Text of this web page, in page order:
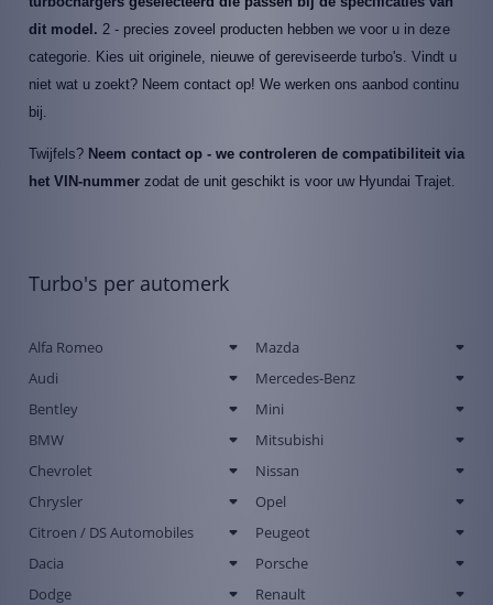
dit model. 2 - precies zoveel producten hebben we voor u in deze
categorie. Kies uit originele, nieuwe of gereviseerde turbo's. Vindt u
niet wat u zoekt? Neem contact op! We werken ons aanbod continu
bij.
Twijfels? Neem contact op - we controleren de compatibiliteit via
het VIN-nummer zodat de unit geschikt is voor uw Hyundai Trajet.
Turbo's per automerk
Alfa Romeo
Audi
Bentley
BMW
Chevrolet
Chrysler
Citroen / DS Automobiles
Dacia
Dodge
Mazda
Mercedes-Benz
Mini
Mitsubishi
Nissan
Opel
Peugeot
Porsche
Renault